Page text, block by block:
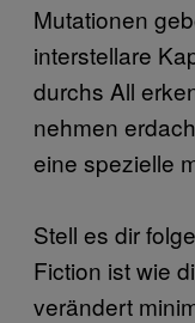
Mutationen
interstellare
durchs All
nehmen
eine spezielle
Stell es dir
Fiction ist wie
verändert